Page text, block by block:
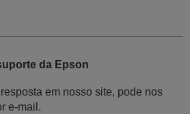
da Epson
em nosso site, pode nos
e-mail.